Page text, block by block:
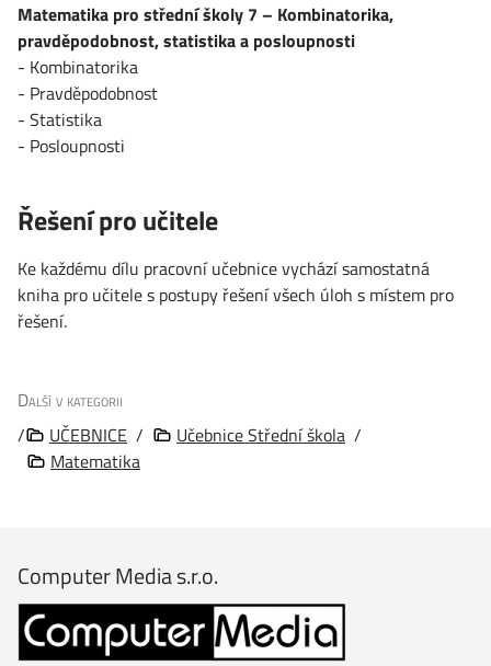
Matematika pro střední školy 7 – Kombinatorika,
pravděpodobnost, statistika a posloupnosti
- Kombinatorika
- Pravděpodobnost
- Statistika
- Posloupnosti
Řešení pro učitele
Ke každému dílu pracovní učebnice vychází samostatná
kniha pro učitele s postupy řešení všech úloh s místem pro
řešení.
Další v kategorii
/
UČEBNICE / Učebnice Střední škola /
Matematika
Computer Media s.r.o.